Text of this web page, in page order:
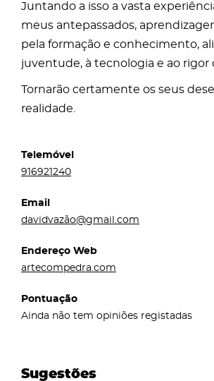
Juntando a isso a vasta
meus antepassados,
pela formação e conhecimento,
juventude, à tecnologia e ao rigor
Tornarão certamente os seus
realidade.
Telemóvel
916921240
Email
davidvazão@gmail.com
Endereço Web
artecompedra.com
Pontuação
Ainda não tem opiniões registadas
Sugestões